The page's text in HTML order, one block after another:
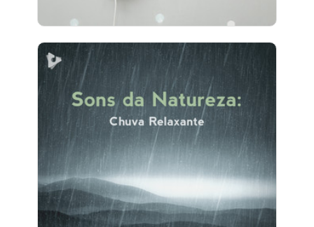
Sons da Natureza: Chuva
Relaxante
Info
Jogar